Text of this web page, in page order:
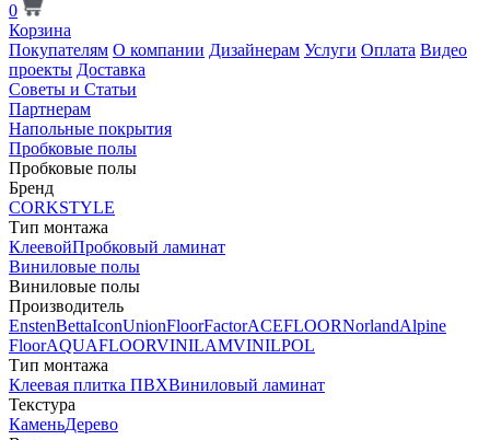
0
Корзина
Покупателям О компании Дизайнерам Услуги Оплата Видео
проекты Доставка
Советы и Статьи
Партнерам
Напольные покрытия
Пробковые полы
Пробковые полы
Бренд
CORKSTYLE
Тип монтажа
КлеевойПробковый ламинат
Виниловые полы
Виниловые полы
Производитель
EnstenBettaIconUnionFloorFactorACEFLOORNorlandAlpine
FloorAQUAFLOORVINILAMVINILPOL
Тип монтажа
Клеевая плитка ПВХВиниловый ламинат
Текстура
КаменьДерево